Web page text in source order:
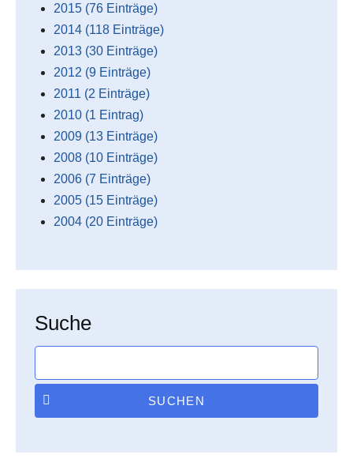
2015 (76 Einträge)
2014 (118 Einträge)
2013 (30 Einträge)
2012 (9 Einträge)
2011 (2 Einträge)
2010 (1 Eintrag)
2009 (13 Einträge)
2008 (10 Einträge)
2006 (7 Einträge)
2005 (15 Einträge)
2004 (20 Einträge)
Suche
SUCHEN